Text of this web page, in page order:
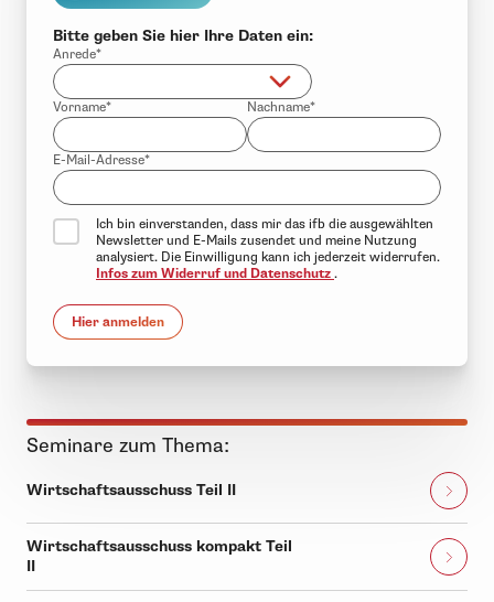
Bitte geben Sie hier Ihre Daten ein:
Anrede*
Vorname* Nachname*
E-Mail-Adresse*
Ich bin einverstanden, dass mir das ifb die ausgewählten
Newsletter und E-Mails zusendet und meine Nutzung
analysiert. Die Einwilligung kann ich jederzeit widerrufen.
Infos zum Widerruf und Datenschutz .
Hier anmelden
Seminare zum Thema:
Wirtschaftsausschuss Teil II
Wirtschaftsausschuss kompakt Teil
II